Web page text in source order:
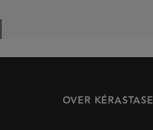
OVER KÉRASTASE